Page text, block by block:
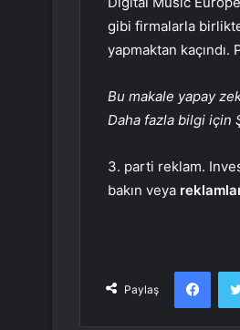
gibi firmalarla
yapmaktan
Bu makale yapay
Daha fazla bilgi için
3. parti reklam.
bakın veya
Paylaş